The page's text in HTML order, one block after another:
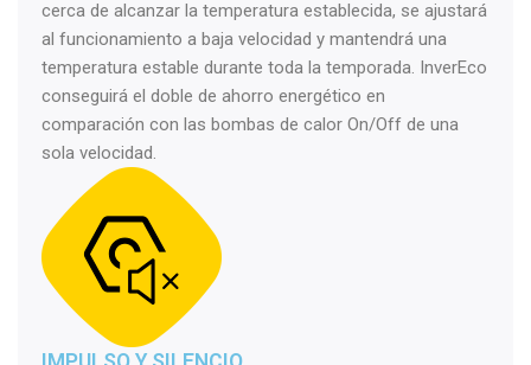
cerca de alcanzar la temperatura establecida, se ajustará
al funcionamiento a baja velocidad y mantendrá una
temperatura estable durante toda la temporada. InverEco
conseguirá el doble de ahorro energético en
comparación con las bombas de calor On/Off de una
sola velocidad.